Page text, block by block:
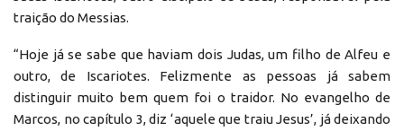
traição do Messias.
“Hoje já se sabe que haviam dois Judas, um filho de Alfeu e
outro, de Iscariotes. Felizmente as pessoas já sabem
distinguir muito bem quem foi o traidor. No evangelho de
Marcos, no capítulo 3, diz ‘aquele que traiu Jesus’, já deixando